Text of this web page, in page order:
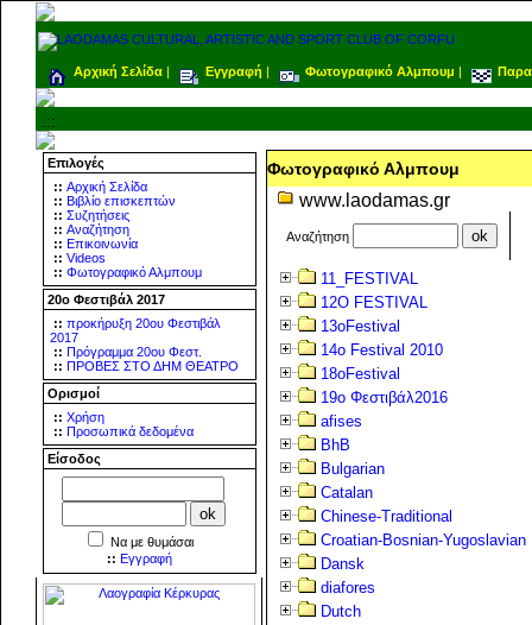
Αρχική Σελίδα | Εγγραφή | Φωτογραφικό Αλμπουμ |
.::
Επιλογές
:: Αρχική Σελίδα
:: Βιβλίο επισκεπτών
:: Συζητήσεις
:: Αναζήτηση
:: Επικοινωνία
:: Videos
:: Φωτογραφικό Αλμπουμ
20ο Φεστιβάλ 2017
:: προκήρυξη 20ου Φεστιβάλ
2017
:: Πρόγραμμα 20ου Φεστ.
:: ΠΡΟΒΕΣ ΣΤΟ ΔΗΜ ΘΕΑΤΡΟ
Ορισμοί
:: Χρήση
:: Προσωπικά δεδομένα
Είσοδος
Να με θυμάσαι
:: Εγγραφή
Φωτογραφικό Αλμπουμ
www.laodamas.gr
Αναζήτηση
11_FESTIVAL
12O FESTIVAL
13oFestival
14o Festival 2010
18oFestival
19ο Φεστιβάλ2016
afises
BhB
Bulgarian
Catalan
Chinese-Traditional
Croatian-Bosnian-Yugoslavian
Dansk
diafores
Dutch